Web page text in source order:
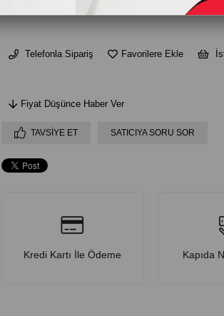
Telefonla Sipariş Favorilere Ekle
Fiyat Düşünce Haber Ver
TAVSIYE ET SATICIYA SORU SOR
Kredi Kartı İle Ödeme Kapıda